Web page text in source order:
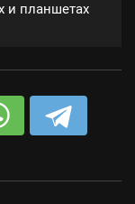
и планшетах